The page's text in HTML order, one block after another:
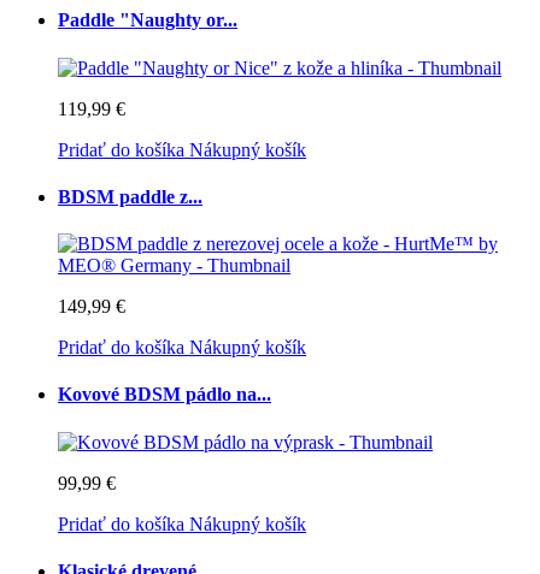
Paddle "Naughty or...
119,99 €
Pridať do košíka Nákupný košík
BDSM paddle z...
149,99 €
Pridať do košíka Nákupný košík
Kovové BDSM pádlo na...
99,99 €
Pridať do košíka Nákupný košík